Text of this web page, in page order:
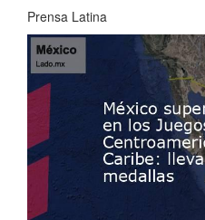
Prensa Latina